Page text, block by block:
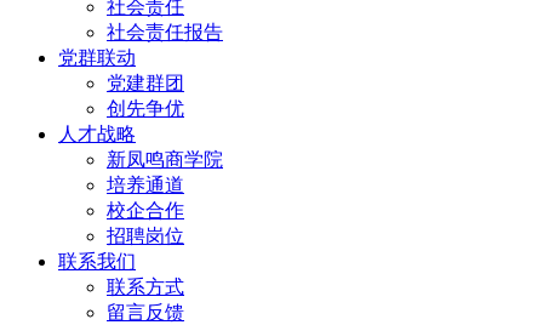
社会责任
社会责任报告
党群联动
党建群团
创先争优
人才战略
新凤鸣商学院
培养通道
校企合作
招聘岗位
联系我们
联系方式
留言反馈